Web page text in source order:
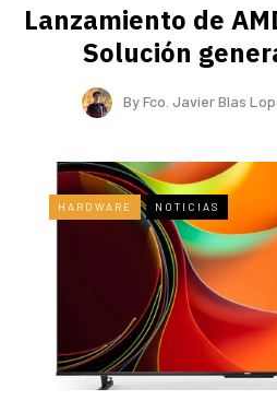
Lanzamiento de
Solución
ByFco. Javier Blas
HARDWARE NOTICIAS